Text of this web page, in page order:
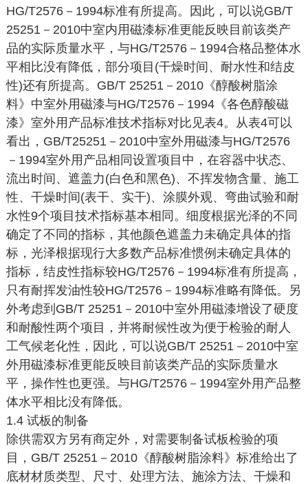
HG/T2576－1994标准有所提高。因此，可以说GB/T
25251－2010中室内用磁漆标准更能反映目前该类产
品的实际质量水平，与HG/T2576－1994合格品整体水
平相比没有降低，部分项目(干燥时间、耐水性和结皮
性)还有所提高。GB/T 25251－2010《醇酸树脂涂
料》中室外用磁漆与HG/T2576－1994《各色醇酸磁
漆》室外用产品标准技术指标对比见表4。从表4可以
看出，GB/T25251－2010中室外用磁漆与HG/T2576
－1994室外用产品相同设置项目中，在容器中状态、
流出时间、遮盖力(白色和黑色)、不挥发物含量、施工
性、干燥时间(表干、实干)、涂膜外观、弯曲试验和耐
水性9个项目技术指标基本相同。细度根据光泽的不同
确定了不同的指标，其他颜色遮盖力未确定具体的指
标，光泽根据现行大多数产品标准惯例未确定具体的
指标，结皮性指标较HG/T2576－1994标准有所提高，
只有耐挥发油性较HG/T2576－1994标准略有降低。另
外考虑到GB/T 25251－2010中室外用磁漆增设了硬度
和耐酸性两个项目，并将耐候性改为便于检验的耐人
工气候老化性，因此，可以说GB/T 25251－2010中室
外用磁漆标准更能反映目前该类产品的实际质量水
平，操作性也更强。与HG/T2576－1994室外用产品整
体水平相比没有降低。
1.4 试板的制备
除供需双方另有商定外，对需要制备试板检验的项
目，GB/T 25251－2010《醇酸树脂涂料》标准给出了
底材材质类型、尺寸、处理方法、施涂方法、干燥和